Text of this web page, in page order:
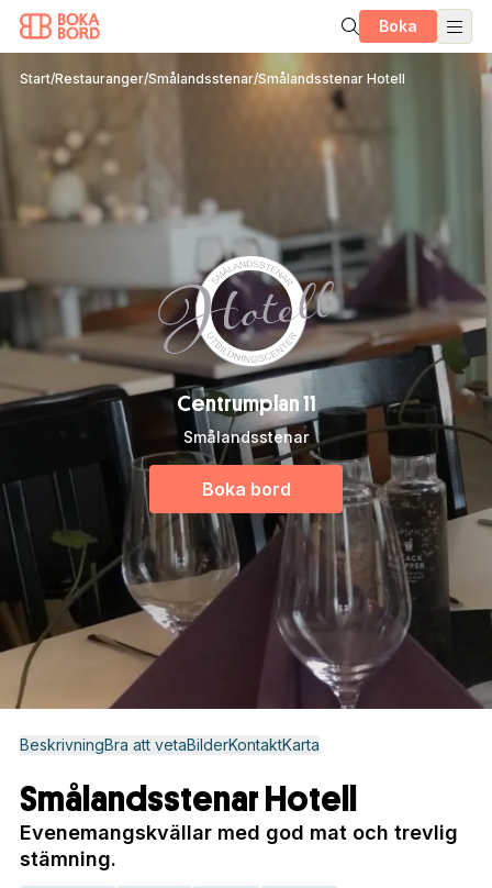
Boka
Start/Restauranger/Smålandsstenar/Smålandsstenar Hotell
Centrumplan 11
Smålandsstenar
Boka bord
BeskrivningBra att vetaBilderKontaktKarta
Smålandsstenar Hotell
Evenemangskvällar med god mat och trevlig
stämning.